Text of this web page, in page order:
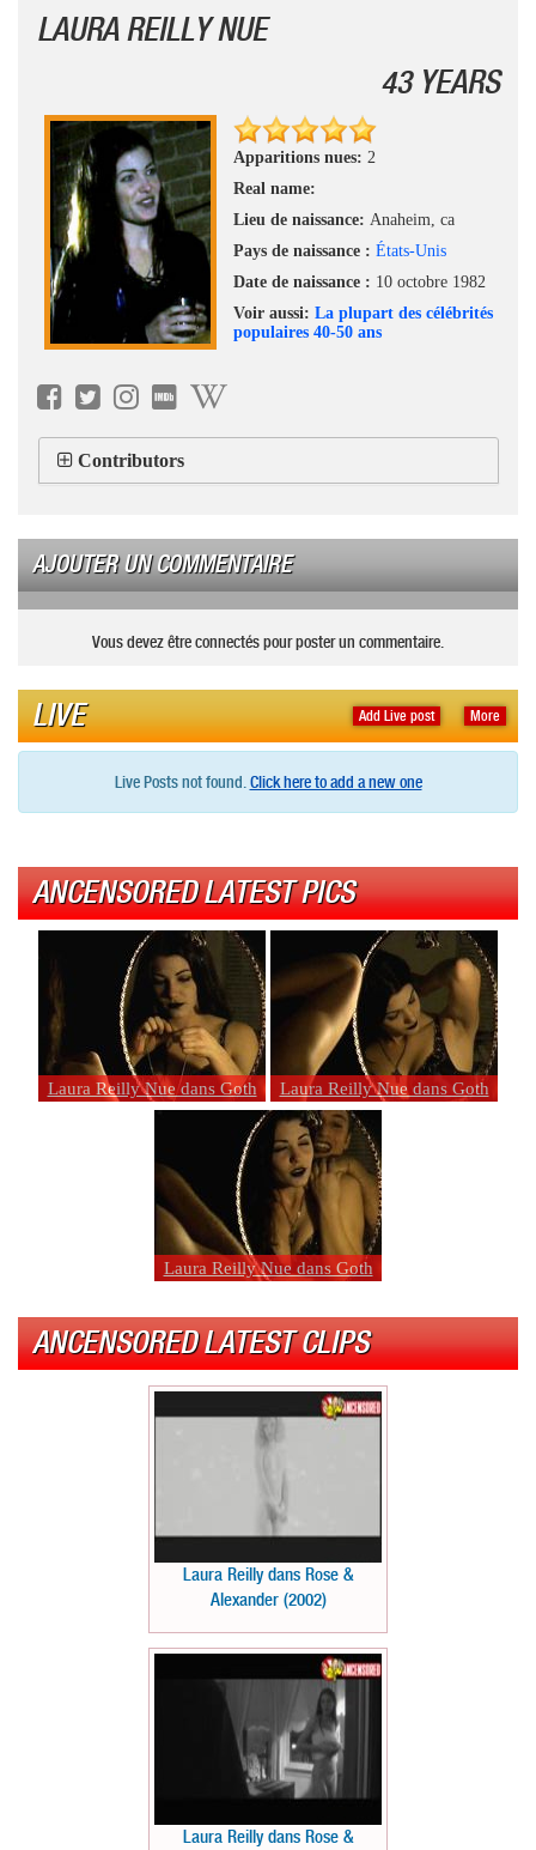
LAURA REILLY NUE
43 YEARS
Apparitions nues: 2
Real name:
Lieu de naissance: Anaheim, ca
Pays de naissance : États-Unis
Date de naissance : 10 octobre 1982
Voir aussi: La plupart des célébrités
populaires 40-50 ans
Contributors
AJOUTER UN COMMENTAIRE
Vous devez être connectés pour poster un commentaire.
More
Add Live post
LIVE
Live Posts not found. Click here to add a new one
ANCENSORED LATEST PICS
Laura Reilly Nue dans Goth Laura Reilly Nue dans Goth
Laura Reilly Nue dans Goth
ANCENSORED LATEST CLIPS
Laura Reilly dans Rose &
Alexander (2002)
Laura Reilly dans Rose &